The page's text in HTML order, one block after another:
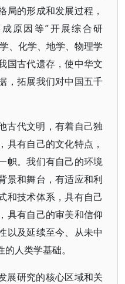
局的形成和发展过程，
原因等”开展综合研
、化学、地学、物理学
国古代遗存，使中华文
，拓展我们对中国五千
古代文明，有着自己独
具有自己的文化特点，
帜。我们有自己的环境
景和舞台，有适应和利
和技术体系，具有自己
具有自己的审美和信仰
以及延续至今、从未中
人类学基础。
展研究的核心区域和关